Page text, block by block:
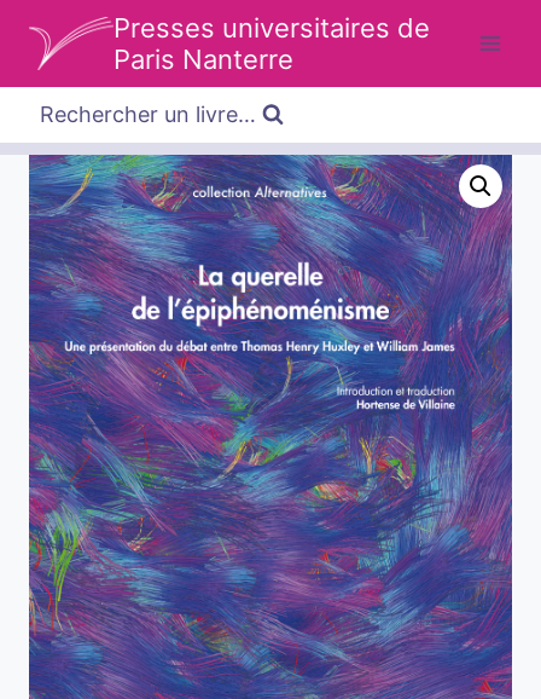
Presses universitaires de
Paris Nanterre
Rechercher un livre…